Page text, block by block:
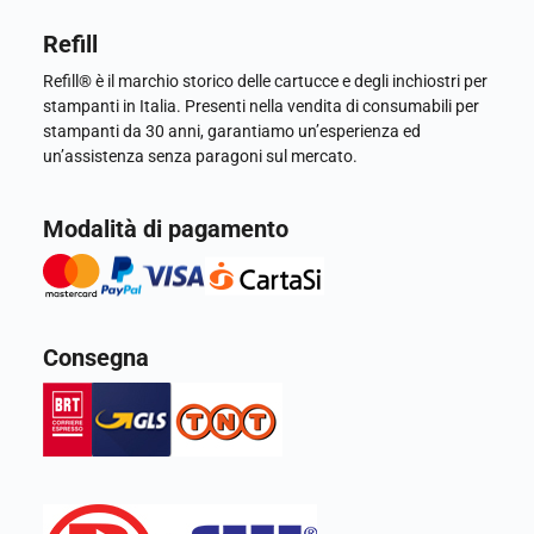
Refill
Refill® è il marchio storico delle cartucce e degli inchiostri per
stampanti in Italia. Presenti nella vendita di consumabili per
stampanti da 30 anni, garantiamo un’esperienza ed
un’assistenza senza paragoni sul mercato.
Modalità di pagamento
Consegna